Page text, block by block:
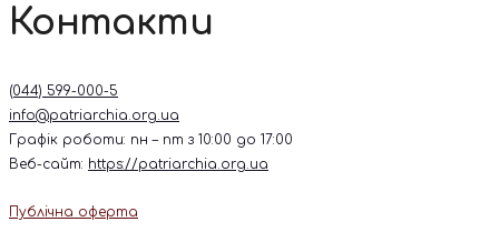
Контакти
(044) 599-000-5
info@patriarchia.org.ua
Графік роботи: пн – пт з 10:00 до 17:00
Веб-сайт: https://patriarchia.org.ua
Публічна оферта